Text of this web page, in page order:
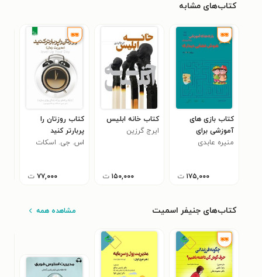
کتاب‌های مشابه
کتاب بازی های
آموزشی برای
پرورش هوش
منیره عابدی
۱۷۵,۰۰۰ ت
کتاب خانه ابلیس
ایرج گرزین
۱۵۰,۰۰۰ ت
کتاب روزتان را
پربارتر کنید
اس. جی. اسکات
۷۷,۰۰۰ ت
کتاب‌های جنیفر اسمیت مشاهده همه